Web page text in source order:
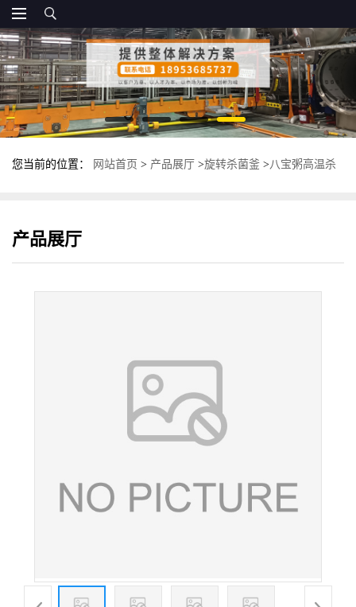
您当前的位置： 网站首页 > 产品展厅 >旋转杀菌釜 >八宝粥高温杀
产品展厅